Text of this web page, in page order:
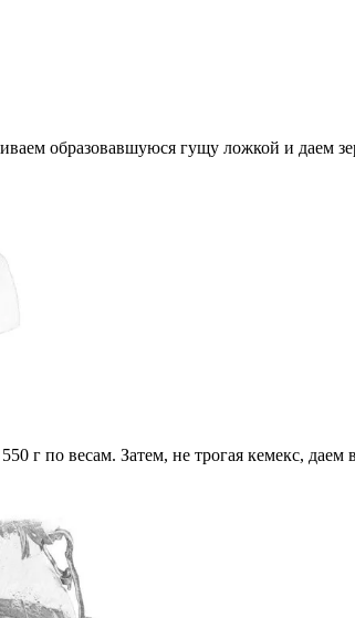
образовавшуюся гущу ложкой и даем
г по весам. Затем, не трогая кемекс,